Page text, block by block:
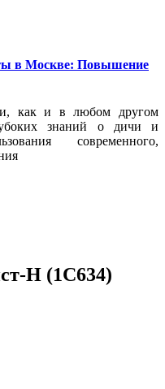
в Москве: Повышение
как и в любом другом
знаний о дичи и
современного,
Н (1C634)